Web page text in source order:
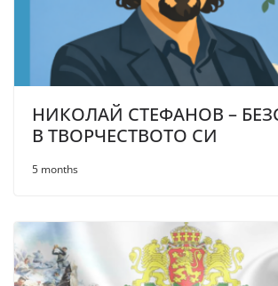
НИКОЛАЙ СТЕФАНОВ –
В ТВОРЧЕСТВОТО СИ
5 months